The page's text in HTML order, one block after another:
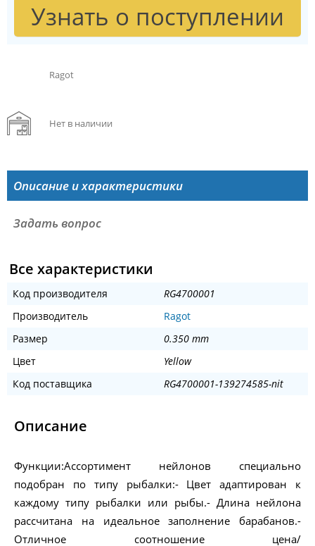
Узнать о поступлении
Ragot
Нет в наличии
Описание и характеристики
Задать вопрос
Все характеристики
Код производителя
RG4700001
Производитель
Ragot
Размер
0.350 mm
Цвет
Yellow
Код поставщика
RG4700001-139274585-nit
Описание
Функции:Ассортимент нейлонов специально
подобран по типу рыбалки:- Цвет адаптирован к
каждому типу рыбалки или рыбы.- Длина нейлона
рассчитана на идеальное заполнение барабанов.-
Отличное соотношение цена/